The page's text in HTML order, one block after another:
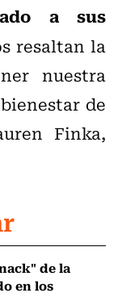
a sus
resaltan la
nuestra
de
Finka,
de la
en los